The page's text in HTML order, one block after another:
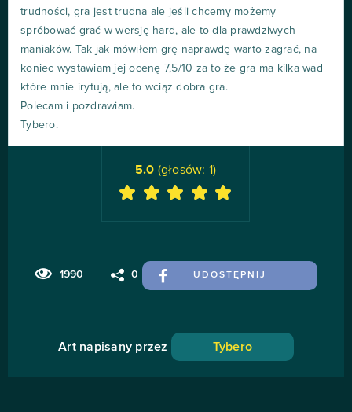
trudności, gra jest trudna ale jeśli chcemy możemy
spróbować grać w wersję hard, ale to dla prawdziwych
maniaków. Tak jak mówiłem grę naprawdę warto zagrać, na
koniec wystawiam jej ocenę 7,5/10 za to że gra ma kilka wad
które mnie irytują, ale to wciąż dobra gra.
Polecam i pozdrawiam.
Tybero.
1990 0 UDOSTĘPNIJ
5.0 (głosów: 1)
Art napisany przez Tybero